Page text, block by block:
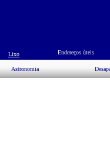
Lixo Endereços úteis
Astronomia